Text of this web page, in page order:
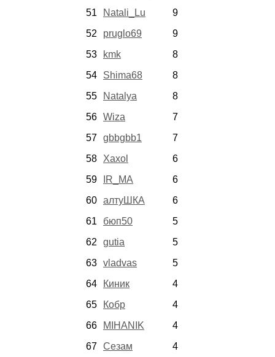
51
Natali_Lu
9
52
pruglo69
9
53
kmk
8
54
Shima68
8
55
Natalya
8
56 Wiza
7
57 gbbgbb1
7
58
Xaxol
6
59
IR_MA
6
60 алтуШКА
6
61
бюп50
5
62
gutia
5
63 vladvas
5
64
Киник
4
65
Кобр
4
66
MIHANIK
4
67 Сезам
4